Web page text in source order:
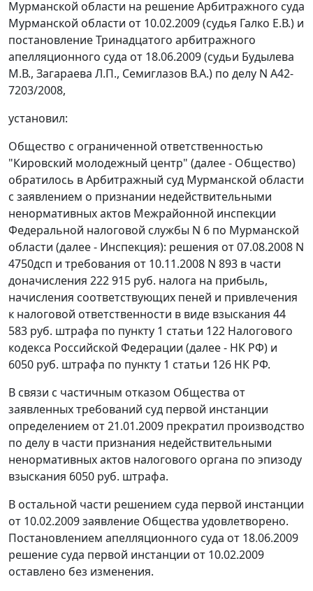
Мурманской области на решение Арбитражного суда
Мурманской области от 10.02.2009 (судья Галко Е.В.) и
постановлениеТринадцатого арбитражного
апелляционного суда от 18.06.2009 (судьи Будылева
М.В., Загараева Л.П., Семиглазов В.А.) по делу N А42-
7203/2008,
установил:
Общество с ограниченной ответственностью
"Кировский молодежный центр" (далее - Общество)
обратилось в Арбитражный суд Мурманской области
с заявлением о признании недействительными
ненормативных актов Межрайонной инспекции
Федеральной налоговой службы N 6 по Мурманской
области (далее - Инспекция): решения от 07.08.2008 N
4750дсп и требования от 10.11.2008 N 893 в части
доначисления 222 915 руб. налога на прибыль,
начисления соответствующих пеней и привлечения
к налоговой ответственности в виде взыскания 44
583 руб. штрафа по пункту 1 статьи 122 Налогового
кодекса Российской Федерации (далее - НК РФ) и
6050 руб. штрафа по пункту 1 статьи 126 НК РФ.
В связи с частичным отказом Общества от
заявленных требований суд первой инстанции
определением от 21.01.2009 прекратил производство
по делу в части признания недействительными
ненормативных актов налогового органа по эпизоду
взыскания 6050 руб. штрафа.
В остальной части решением суда первой инстанции
от 10.02.2009 заявление Общества удовлетворено.
Постановлением апелляционного суда от 18.06.2009
решение суда первой инстанции от 10.02.2009
оставлено без изменения.